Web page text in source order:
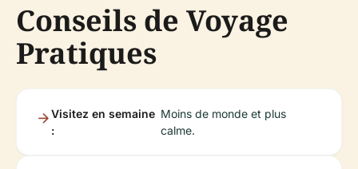
Conseils de Voyage
Pratiques
Visitez en semaine
:
Moins de monde et plus
calme.